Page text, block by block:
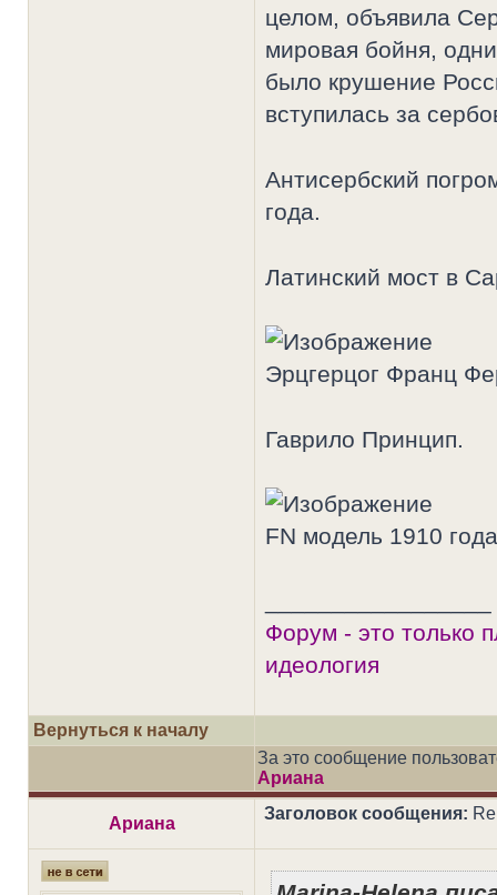
целом, объявила
мировая бойня,
было крушение
вступилась за
Антисербский
года.
Латинский мост в
Эрцгерцог Франц
Гаврило Принцип.
FN модель 1910
Форум - это только
идеология
Вернуться к началу
За это сообщение
Ариана
Ариана
Заголовок сообщения: